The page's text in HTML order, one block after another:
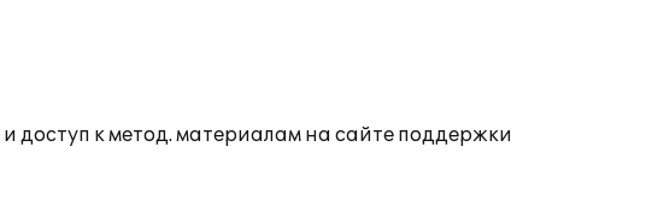
доступ к метод. материалам на сайте поддержки